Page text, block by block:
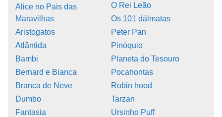
Alice no Pais das
Maravilhas
Aristogatos
Atlântida
Bambi
Bernard e Bianca
Branca de Neve
Dumbo
Fantasia
O Rei Leão
Os 101 dálmatas
Peter Pan
Pinóquio
Planeta do Tesouro
Pocahontas
Robin hood
Tarzan
Ursinho Puff